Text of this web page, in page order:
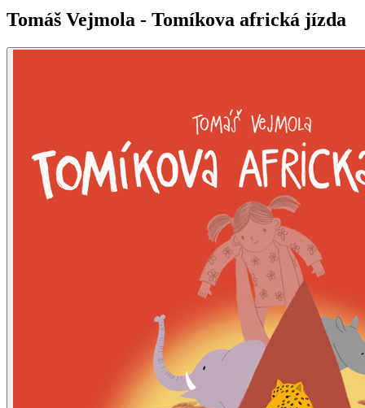
Tomáš Vejmola - Tomíkova africká jízda